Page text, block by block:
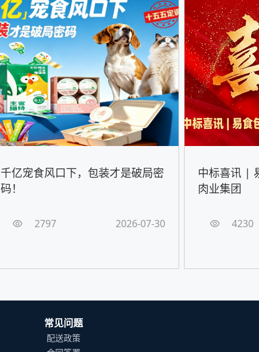
千亿宠食风口下，包装才是破局密
码！
2797 2026-07-30
中标喜讯 |
肉业集团
4230
常见问题
配送政策